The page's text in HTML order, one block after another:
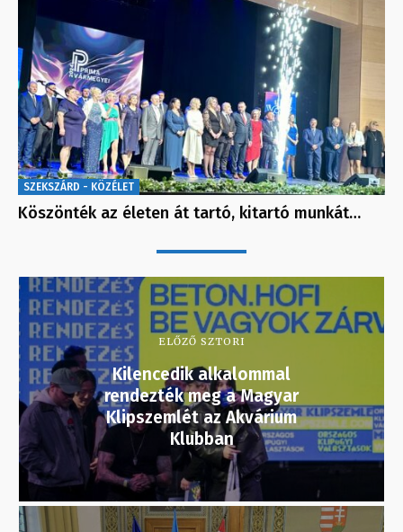
SZEKSZÁRD - KÖZÉLET
Köszönték az életen át tartó, kitartó munkát…
ELŐZŐ SZTORI
Kilencedik alkalommal
rendezték meg a Magyar
Klipszemlét az Akvárium
Klubban